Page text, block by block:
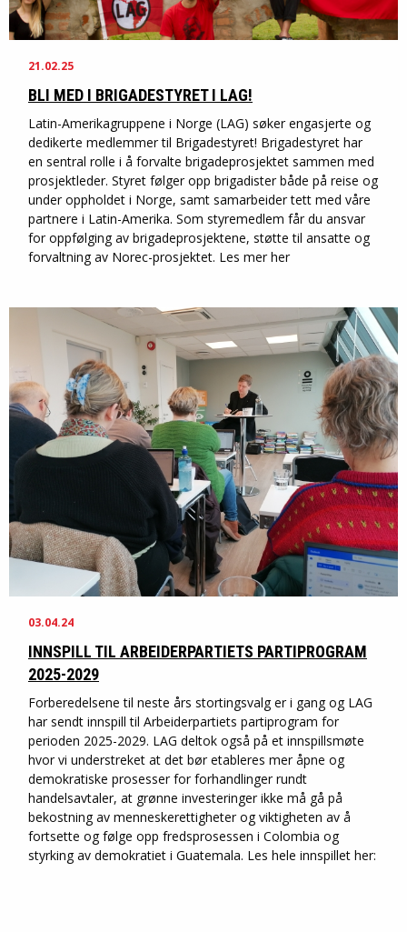
21.02.25
BLI MED I BRIGADESTYRET I LAG!
Latin-Amerikagruppene i Norge (LAG) søker engasjerte og
dedikerte medlemmer til Brigadestyret! Brigadestyret har
en sentral rolle i å forvalte brigadeprosjektet sammen med
prosjektleder. Styret følger opp brigadister både på reise og
under oppholdet i Norge, samt samarbeider tett med våre
partnere i Latin-Amerika. Som styremedlem får du ansvar
for oppfølging av brigadeprosjektene, støtte til ansatte og
forvaltning av Norec-prosjektet. Les mer her
03.04.24
INNSPILL TIL ARBEIDERPARTIETS PARTIPROGRAM
2025-2029
Forberedelsene til neste års stortingsvalg er i gang og LAG
har sendt innspill til Arbeiderpartiets partiprogram for
perioden 2025-2029. LAG deltok også på et innspillsmøte
hvor vi understreket at det bør etableres mer åpne og
demokratiske prosesser for forhandlinger rundt
handelsavtaler, at grønne investeringer ikke må gå på
bekostning av menneskerettigheter og viktigheten av å
fortsette og følge opp fredsprosessen i Colombia og
styrking av demokratiet i Guatemala. Les hele innspillet her: